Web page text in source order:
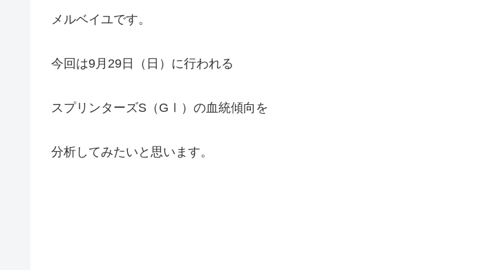
メルベイユです。
今回は9月29日（日）に行われる
スプリンターズS（GⅠ）の血統傾向を
分析してみたいと思います。